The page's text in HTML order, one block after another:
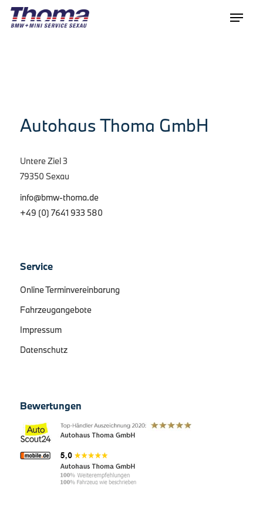
Autohaus Thoma GmbH
Untere Ziel 3
79350 Sexau
info@bmw-thoma.de
+49 (0) 7641 933 580
Service
Online Terminvereinbarung
Fahrzeugangebote
Impressum
Datenschutz
Bewertungen